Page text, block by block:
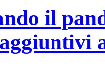
il